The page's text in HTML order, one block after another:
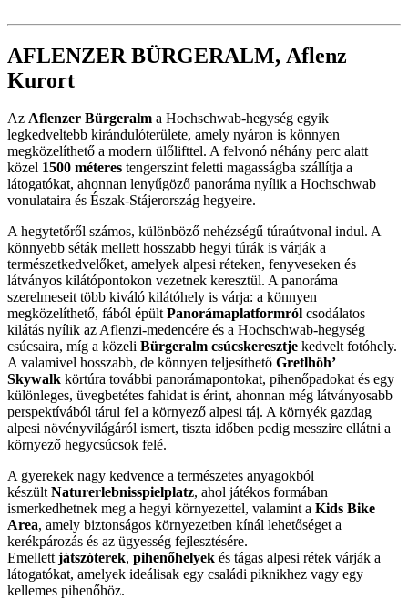
AFLENZER BÜRGERALM, Aflenz
Kurort
Az Aflenzer Bürgeralm a Hochschwab-hegység egyik
legkedveltebb kirándulóterülete, amely nyáron is könnyen
megközelíthető a modern ülőlifttel. A felvonó néhány perc alatt
közel 1500 méte­res tengerszint feletti magasságba szállítja a
látogatókat, ahonnan lenyűgöző panoráma nyílik a Hochschwab
vonulataira és Észak-Stájerország hegyeire.
A hegytetőről számos, különböző nehézségű túraútvonal indul. A
könnyebb séták mellett hosszabb hegyi túrák is várják a
természetkedvelőket, amelyek alpesi réteken, fenyveseken és
látványos kilátópontokon vezetnek keresztül. A panoráma
szerelmeseit több kiváló kilátóhely is várja: a könnyen
megközelíthető, fából épültPanorámaplatformról csodálatos
kilátás nyílik az Aflenzi-medencére és a Hochschwab-hegység
csúcsaira, míg a közeli Bürgeralm csúcskeresztje kedvelt fotóhely.
A valamivel hosszabb, de könnyen teljesíthető Gretlhöh’
Skywalk körtúra további panorámapontokat, pihenőpadokat és egy
különleges, üvegbetétes fahidat is érint, ahonnan még látványosabb
perspektívából tárul fel a környező alpesi táj. A környék gazdag
alpesi növényvilágáról ismert, tiszta időben pedig messzire ellátni a
környező hegycsúcsok felé.
A gyerekek nagy kedvence a természetes anyagokból
készültNaturerlebnisspielplatz, ahol játékos formában
ismerkedhetnek meg a hegyi környezettel, valamint a Kids Bike
Area, amely biztonságos környezetben kínál lehetőséget a
kerékpározás és az ügyesség fejlesztésére.
Emellettjátszóterek, pihenőhelyek és tágas alpesi rétek várják a
látogatókat, amelyek ideálisak egy családi piknikhez vagy egy
kellemes pihenőhöz.